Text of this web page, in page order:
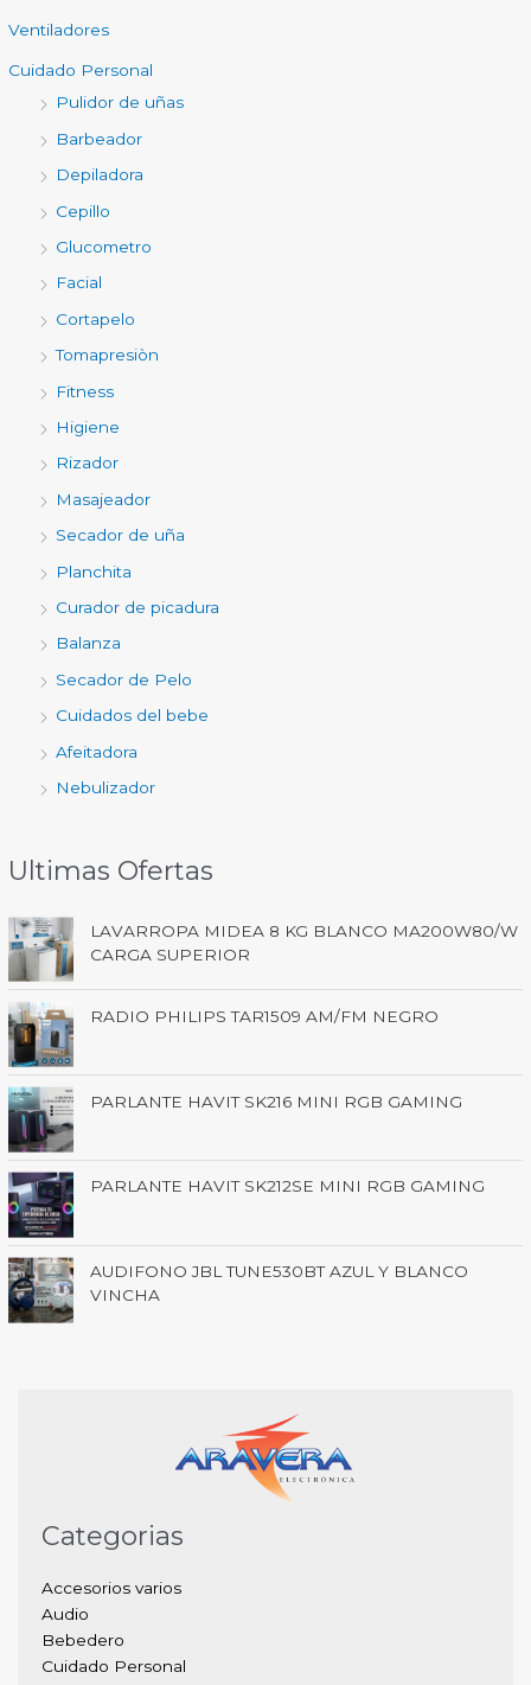
Ventiladores
Cuidado Personal
Pulidor de uñas
Barbeador
Depiladora
Cepillo
Glucometro
Facial
Cortapelo
Tomapresiòn
Fitness
Higiene
Rizador
Masajeador
Secador de uña
Planchita
Curador de picadura
Balanza
Secador de Pelo
Cuidados del bebe
Afeitadora
Nebulizador
Ultimas Ofertas
LAVARROPA MIDEA 8 KG BLANCO MA200W80/W
CARGA SUPERIOR
RADIO PHILIPS TAR1509 AM/FM NEGRO
PARLANTE HAVIT SK216 MINI RGB GAMING
PARLANTE HAVIT SK212SE MINI RGB GAMING
AUDIFONO JBL TUNE530BT AZUL Y BLANCO
VINCHA
Categorias
Accesorios varios
Audio
Bebedero
Cuidado Personal